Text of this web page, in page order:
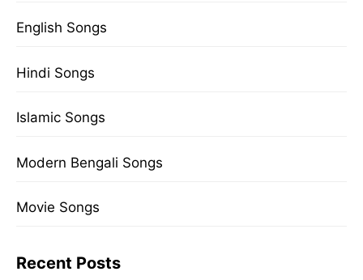
English Songs
Hindi Songs
Islamic Songs
Modern Bengali Songs
Movie Songs
Recent Posts